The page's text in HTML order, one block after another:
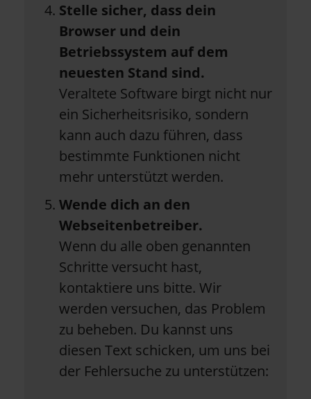
Stelle sicher, dass dein
Browser und dein
Betriebssystem auf dem
neuesten Stand sind.
Veraltete Software birgt nicht nur
ein Sicherheitsrisiko, sondern
kann auch dazu führen, dass
bestimmte Funktionen nicht
mehr unterstützt werden.
Wende dich an den
Webseitenbetreiber.
Wenn du alle oben genannten
Schritte versucht hast,
kontaktiere uns bitte. Wir
werden versuchen, das Problem
zu beheben. Du kannst uns
diesen Text schicken, um uns bei
der Fehlersuche zu unterstützen: